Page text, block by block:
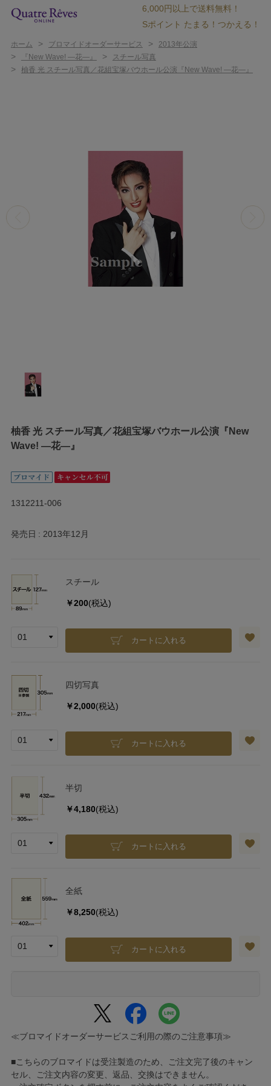
6,000円以上で送料無料！
Sポイント たまる！つかえる！
ホーム > ブロマイドオーダーサービス > 2013年公演
> 『New Wave! ―花―』 > スチール写真
> 柚香 光 スチール写真／花組宝塚バウホール公演『New Wave! ―花―』
柚香 光 スチール写真／花組宝塚バウホール公演『New
Wave! ―花―』
1312211-006
発売日 2013年12月
スチール
￥200(税込)
カートに入れる
四切写真
￥2,000(税込)
カートに入れる
半切
￥4,180(税込)
カートに入れる
全紙
￥8,250(税込)
カートに入れる
≪ブロマイドオーダーサービスご利用の際のご注意事項≫
■こちらのブロマイドは受注製造のため、ご注文完了後のキャン
セル、ご注文内容の変更、返品、交換はできません。